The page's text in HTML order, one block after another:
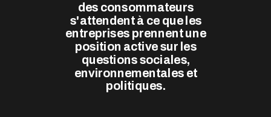
des consommateurs
s'attendent à ce que les
entreprises prennent une
position active sur les
questions sociales,
environnementales et
politiques.